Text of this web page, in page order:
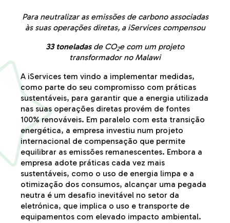
Para neutralizar as emissões de carbono associadas
às suas operações diretas, a iServices compensou
33 toneladasde CO2e com um projeto
transformador no Malawi
A iServices tem vindo a implementar medidas,
como parte do seu compromisso com práticas
sustentáveis, para garantir que a energia utilizada
nas suas operações diretas provém de fontes
100% renováveis. Em paralelo com esta transição
energética, a empresa investiu num projeto
internacional de compensação que permite
equilibrar as emissões remanescentes. Embora a
empresa adote práticas cada vez mais
sustentáveis, como o uso de energia limpa e a
otimização dos consumos, alcançar uma pegada
neutra é um desafio inevitável no setor da
eletrónica, que implica o uso e transporte de
equipamentos com elevado impacto ambiental.